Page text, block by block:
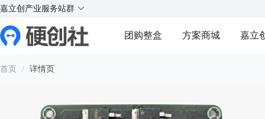
X
Y
X
Y
实
¥
实
实
实
嘉立创产业服务站群
团购整盒 方案商城 嘉立
首页 / 详情页